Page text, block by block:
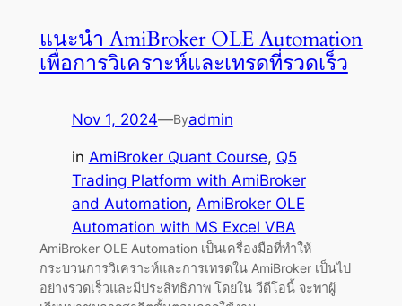
แนะนำ AmiBroker OLE Automation
เพื่อการวิเคราะห์และเทรดที่รวดเร็ว
Nov 1, 2024—Byadmin
in AmiBroker Quant Course, Q5
Trading Platform with AmiBroker
and Automation, AmiBroker OLE
Automation with MS Excel VBA
AmiBroker OLE Automation เป็นเครื่องมือที่ทำให้
กระบวนการวิเคราะห์และการเทรดใน AmiBroker เป็นไป
อย่างรวดเร็วและมีประสิทธิภาพ โดยใน วีดีโอนี้ จะพาผู้